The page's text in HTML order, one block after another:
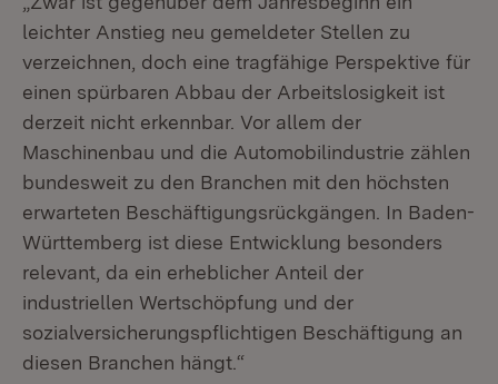
leichter Anstieg neu gemeldeter Stellen zu
verzeichnen, doch eine tragfähige Perspektive für
einen spürbaren Abbau der Arbeitslosigkeit ist
derzeit nicht erkennbar. Vor allem der
Maschinenbau und die Automobilindustrie zählen
bundesweit zu den Branchen mit den höchsten
erwarteten Beschäftigungsrückgängen. In Baden-
Württemberg ist diese Entwicklung besonders
relevant, da ein erheblicher Anteil der
industriellen Wertschöpfung und der
sozialversicherungspflichtigen Beschäftigung an
diesen Branchen hängt.“